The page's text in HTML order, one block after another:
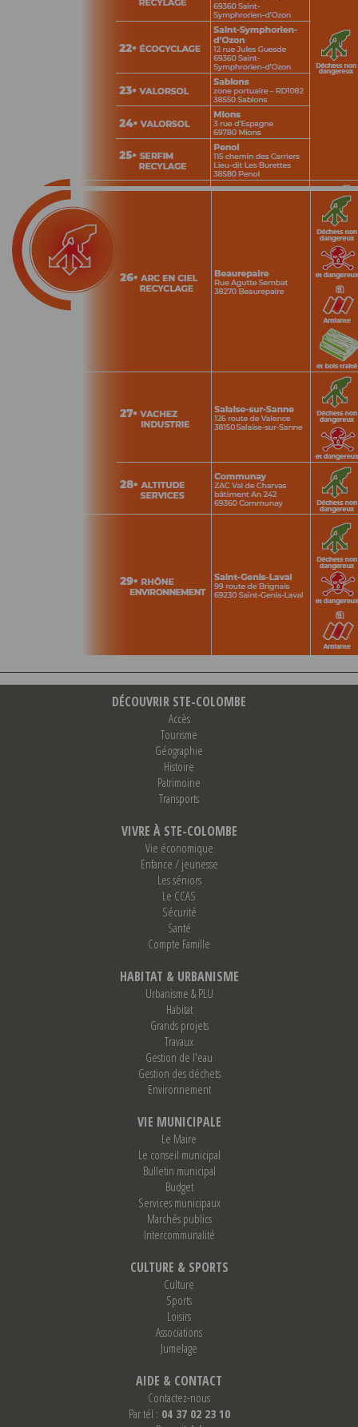
DÉCOUVRIR STE-COLOMBE
Accès
Tourisme
Géographie
Histoire
Patrimoine
Transports
VIVRE À STE-COLOMBE
Vie économique
Enfance / jeunesse
Les séniors
Le CCAS
Sécurité
Santé
Compte Famille
HABITAT & URBANISME
Urbanisme & PLU
Habitat
Grands projets
Travaux
Gestion de l'eau
Gestion des déchets
Environnement
VIE MUNICIPALE
Le Maire
Le conseil municipal
Bulletin municipal
Budget
Services municipaux
Marchés publics
Intercommunalité
CULTURE & SPORTS
Culture
Sports
Loisirs
Associations
Jumelage
AIDE & CONTACT
Contactez-nous
Par tél : 04 37 02 23 10